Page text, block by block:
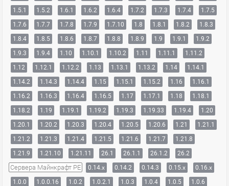
1.5.1
1.5.2 1.6.1 1.6.2 1.6.4 1.7.2 1.7.3 1.7.4
1.7.5
1.7.6
1.7.7 1.7.8 1.7.9 1.7.10 1.8 1.8.1 1.8.2
1.8.3
1.8.4
1.8.5 1.8.6 1.8.7 1.8.8 1.8.9 1.9 1.9.1
1.9.2
1.9.3
1.9.4 1.10 1.10.1 1.10.2 1.11 1.11.1
1.11.2
1.12
1.12.1 1.12.2 1.13 1.13.1 1.13.2 1.14
1.14.1
1.14.2
1.14.3 1.14.4 1.15 1.15.1 1.15.2 1.16
1.16.1
1.16.2
1.16.3 1.16.4 1.16.5 1.17 1.17.1 1.18
1.18.1
1.18.2
1.19 1.19.1 1.19.2 1.19.3 1.19.33 1.19.4
1.20
1.20.1
1.20.2 1.20.3 1.20.4 1.20.5 1.20.6 1.21
1.21.1
1.21.2
1.21.3 1.21.4 1.21.5 1.21.6 1.21.7
1.21.8
1.21.9
1.21.10 1.21.11 26.1 26.1.1 26.1.2 26.2
Сервера Майнкрафт PE 0.14.x 0.14.2 0.14.3 0.15.x
0.16.x
1.0.0
1.0.0.16 1.0.2 1.0.2.1 1.0.3 1.0.4 1.0.5
1.0.6